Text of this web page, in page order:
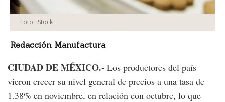
Foto: iStock
Redacción Manufactura
CIUDAD DE MÉXICO.- Los productores del país
vieron crecer su nivel general de precios a una tasa de
1.38% en noviembre, en relación con octubre, lo que